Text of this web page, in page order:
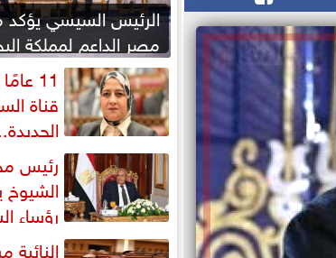
الرئيس السيسي
مصر الداعم لمملكة
لحماية أمنها
11
قناة
مروة قنصوة: رؤيةرئيس
رؤساء
الدبلوماسية المصرية